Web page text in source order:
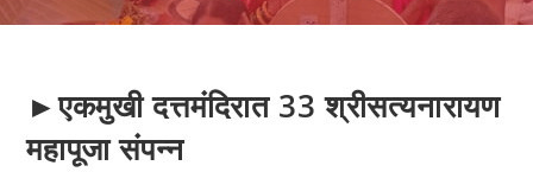
►एकमुखी दत्तमंदिरात 33 श्रीसत्यनारायण
महापूजा संपन्न